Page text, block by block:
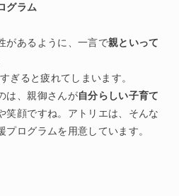
グラム
があるように、一言で親といって
ぎると疲れてしまいます。
は、親御さんが自分らしい子育て
笑顔ですね。アトリエは、そんな
プログラムを用意しています。